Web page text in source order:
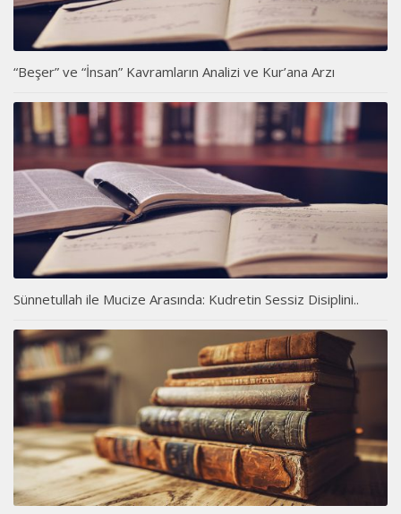
“Beşer” ve “İnsan” Kavramların Analizi ve Kur’ana Arzı
Sünnetullah ile Mucize Arasında: Kudretin Sessiz Disiplini..